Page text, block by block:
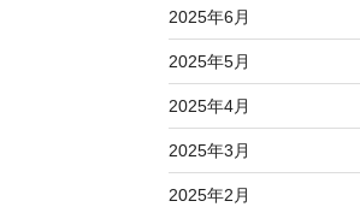
2025年6月
2025年5月
2025年4月
2025年3月
2025年2月